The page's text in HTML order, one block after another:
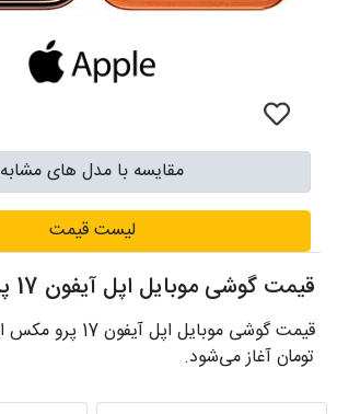
مقایسه با مدل های مشابه
لیست قیمت
قیمت گوشی موبایل اپل آیفون 17 پرو مکس
قیمت گوشی موبایل اپل آیفون 17 پرو مکس از
تومان آغاز می‌شود.